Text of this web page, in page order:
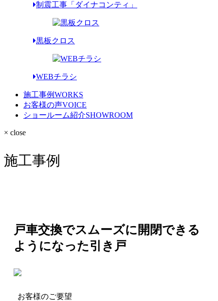
制震工事「ダイナコンティ」
黒板クロス
WEBチラシ
施工事例WORKS
お客様の声VOICE
ショールーム紹介SHOWROOM
× close
施工事例
戸車交換でスムーズに開閉できる
ようになった引き戸
お客様のご要望